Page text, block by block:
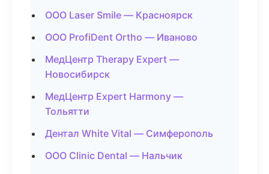
ООО Laser Smile — Красноярск
ООО ProfiDent Ortho — Иваново
МедЦентр Therapy Expert —
Новосибирск
МедЦентр Expert Harmony —
Тольятти
Дентал White Vital — Симферополь
ООО Clinic Dental — Нальчик